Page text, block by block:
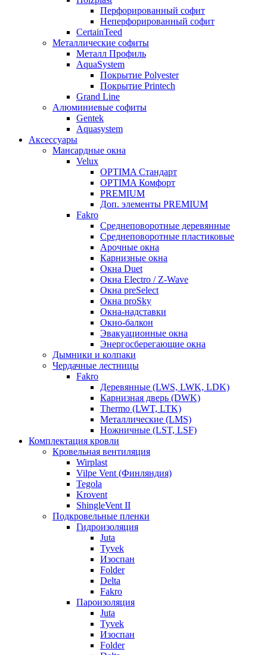
Перфорированный софит
Неперфорированный софит
CertainTeed
Металлические софиты
Металл Профиль
AquaSystem
Покрытие Polyester
Покрытие Printech
Grand Line
Алюминиевые софиты
Gentek
Aquasystem
Аксессуары
Мансардные окна
Velux
OPTIMA Стандарт
OPTIMA Комфорт
PREMIUM
Доп. элементы PREMIUM
Fakro
Cреднеповоротные деревянные
Cреднеповоротные пластиковые
Арочные окна
Карнизные окна
Окна Duet
Окна Electro / Z-Wave
Окна preSelect
Окна proSky
Окна-надставки
Окно-балкон
Эвакуационные окна
Энергосберегающие окна
Дымники и колпаки
Чердачные лестницы
Fakro
Деревянные (LWS, LWK, LDK)
Карнизная дверь (DWK)
Thermo (LWT, LTK)
Металлические (LMS)
Ножничные (LST, LSF)
Комплектация кровли
Кровельная вентиляция
Wirplast
Vilpe Vent (Финляндия)
Tegola
Krovent
ShingleVent II
Подкровельные пленки
Гидроизоляция
Juta
Tyvek
Изоспан
Folder
Delta
Fakro
Пароизоляция
Juta
Tyvek
Изоспан
Folder